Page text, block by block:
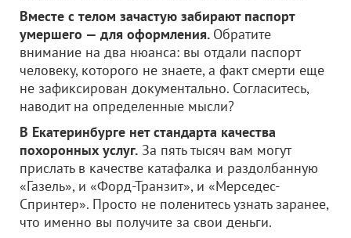
Вместе с телом зачастую забирают паспорт
умершего — для оформления. Обратите
внимание на два нюанса: вы отдали паспорт
человеку, которого не знаете, а факт смерти еще
не зафиксирован документально. Согласитесь,
наводит на определенные мысли?
В Екатеринбурге нет стандарта качества
похоронных услуг. За пять тысяч вам могут
прислать в качестве катафалка и раздолбанную
«Газель», и «Форд-Транзит», и «Мерседес-
Спринтер». Просто не поленитесь узнать заранее,
что именно вы получите за свои деньги.